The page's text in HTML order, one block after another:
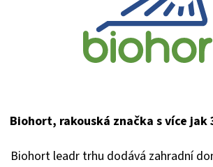
Biohort, rakouská značka s více
Biohort leadr trhu dodává zahradní